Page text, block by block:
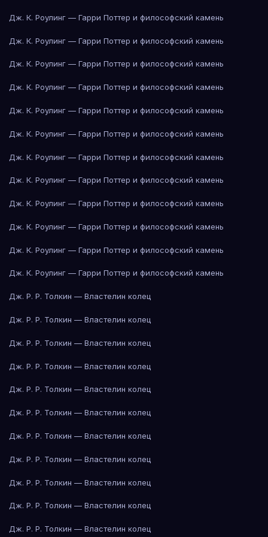
Дж. К. Роулинг — Гарри Поттер и философский камень
Дж. К. Роулинг — Гарри Поттер и философский камень
Дж. К. Роулинг — Гарри Поттер и философский камень
Дж. К. Роулинг — Гарри Поттер и философский камень
Дж. К. Роулинг — Гарри Поттер и философский камень
Дж. К. Роулинг — Гарри Поттер и философский камень
Дж. К. Роулинг — Гарри Поттер и философский камень
Дж. К. Роулинг — Гарри Поттер и философский камень
Дж. К. Роулинг — Гарри Поттер и философский камень
Дж. К. Роулинг — Гарри Поттер и философский камень
Дж. К. Роулинг — Гарри Поттер и философский камень
Дж. К. Роулинг — Гарри Поттер и философский камень
Дж. Р. Р. Толкин — Властелин колец
Дж. Р. Р. Толкин — Властелин колец
Дж. Р. Р. Толкин — Властелин колец
Дж. Р. Р. Толкин — Властелин колец
Дж. Р. Р. Толкин — Властелин колец
Дж. Р. Р. Толкин — Властелин колец
Дж. Р. Р. Толкин — Властелин колец
Дж. Р. Р. Толкин — Властелин колец
Дж. Р. Р. Толкин — Властелин колец
Дж. Р. Р. Толкин — Властелин колец
Дж. Р. Р. Толкин — Властелин колец